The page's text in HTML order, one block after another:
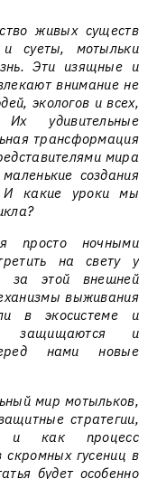
живых существ
суеты, мотыльки
Эти изящные и
внимание не
экологов и всех,
удивительные
трансформация
мира
создания
И какие уроки мы
просто ночными
на свету у
за этой внешней
выживания
в экосистеме и
защищаются и
нами новые
мир мотыльков,
стратегии,
и как процесс
гусениц в
будет особенно